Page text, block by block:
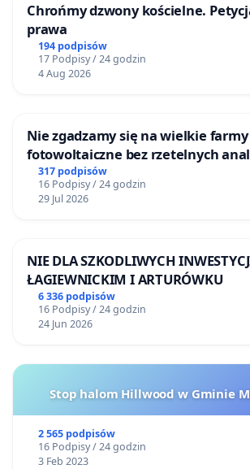
Chrońmy dzwony kościelne.
prawa
194 podpisów
17 Podpisy / 24 godzin
4 Aug 2026
Nie zgadzamy się na wielkie farmy
fotowoltaiczne bez rzetelnych
mieszkańców
317 podpisów
16 Podpisy / 24 godzin
29 Jul 2026
NIE DLA SZKODLIWYCH
ŁAGIEWNICKIM I ARTURÓWKU
6 336 podpisów
16 Podpisy / 24 godzin
24 Jun 2026
Stop halom Hillwood w Gminie
2 565 podpisów
16 Podpisy / 24 godzin
3 Feb 2023